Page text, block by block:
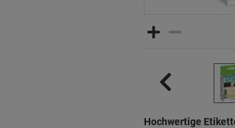
Hochwertige